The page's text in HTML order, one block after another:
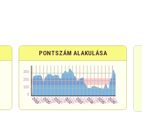
PONTSZÁM ALAKULÁSA